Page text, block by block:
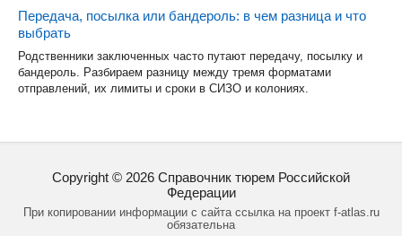
Передача, посылка или бандероль: в чем разница и что
выбрать
Родственники заключенных часто путают передачу, посылку и
бандероль. Разбираем разницу между тремя форматами
отправлений, их лимиты и сроки в СИЗО и колониях.
Copyright © 2026 Справочник тюрем Российской
Федерации
При копировании информации с сайта ссылка на проект f-atlas.ru
обязательна